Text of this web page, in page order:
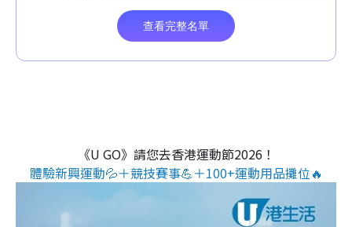
《U GO》請您去香港運動節2026！
體驗新興運動💦＋競技賽事💪＋100+運動用品攤位🔥